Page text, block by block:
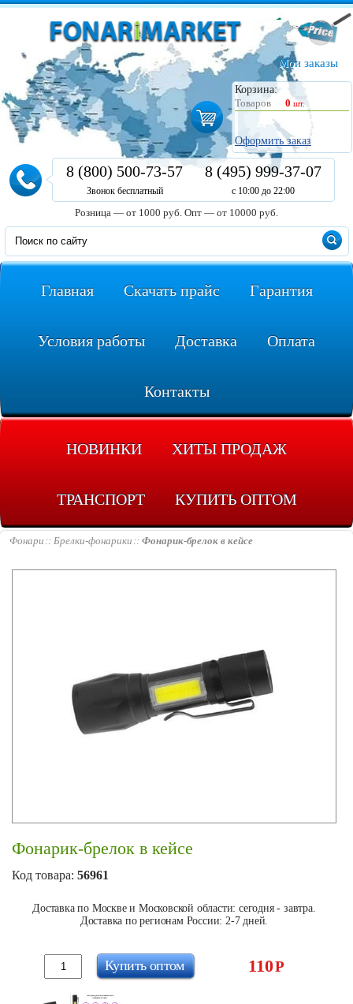
Мои заказы
Корзина:
Товаров
0 шт.
Оформить заказ
8 (800) 500-73-57
Звонок бесплатный
8 (495) 999-37-07
с 10:00 до 22:00
Розница — от 1000 руб. Опт — от 10000 руб.
Главная Скачать прайс Гарантия
Условия работы Доставка Оплата
Контакты
НОВИНКИ ХИТЫ ПРОДАЖ
ТРАНСПОРТ КУПИТЬ ОПТОМ
Фонари Брелки-фонарики Фонарик-брелок в кейсе
Фонарик-брелок в кейсе
Код товара: 56961
Доставка по Москве и Московской области: сегодня - завтра.
Доставка по регионам России: 2-7 дней.
110Р
Купить оптом